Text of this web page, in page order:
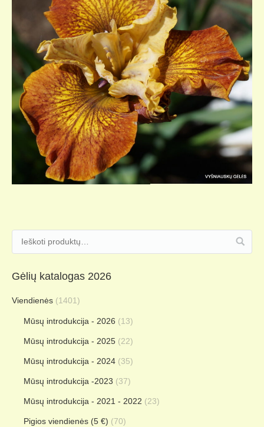
Gėlių katalogas 2026
Viendienės (1401)
Mūsų introdukcija - 2026 (13)
Mūsų introdukcija - 2025 (22)
Mūsų introdukcija - 2024 (35)
Mūsų introdukcija -2023 (37)
Mūsų introdukcija - 2021 - 2022 (23)
Pigios viendienės (5 €) (70)